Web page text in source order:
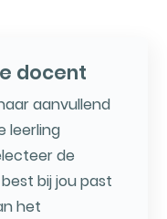
docent
aanvullend
leerling
de
bij jou past
het